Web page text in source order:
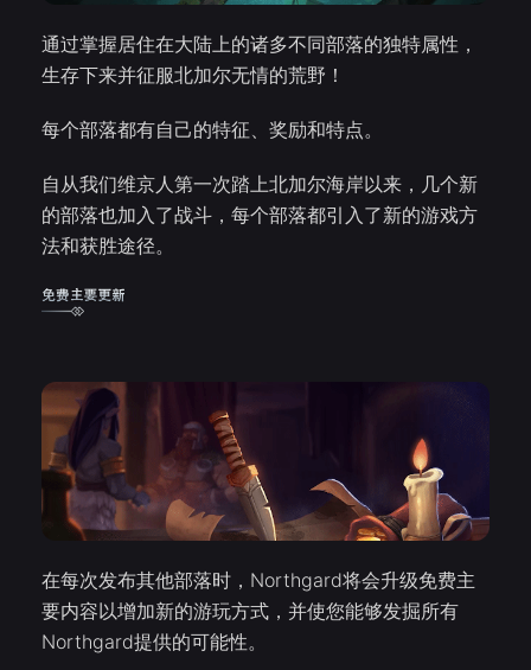
通过掌握居住在大陆上的诸多不同部落的独特属性，
生存下来并征服北加尔无情的荒野！
每个部落都有自己的特征、奖励和特点。
自从我们维京人第一次踏上北加尔海岸以来，几个新
的部落也加入了战斗，每个部落都引入了新的游戏方
法和获胜途径。
在每次发布其他部落时，Northgard将会升级免费主
要内容以增加新的游玩方式，并使您能够发掘所有
Northgard提供的可能性。